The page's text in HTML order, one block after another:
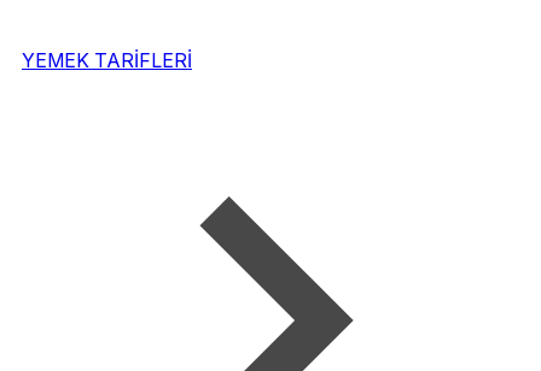
YEMEK TARİFLERİ